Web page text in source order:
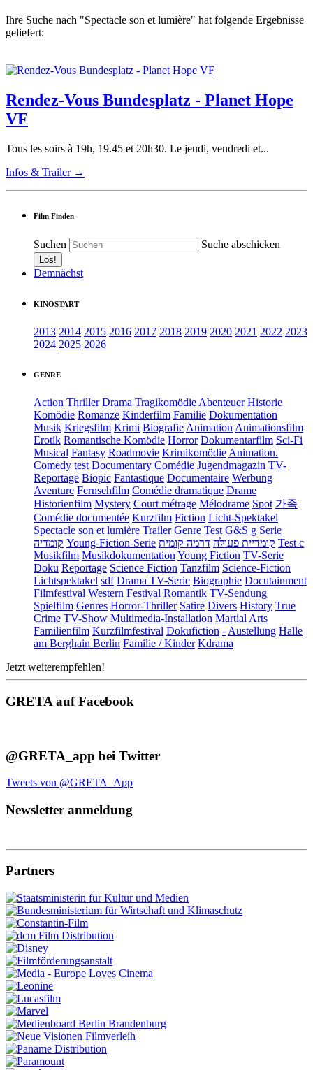
Ihre Suche nach "Spectacle son et lumière" hat folgende Ergebnisse
geliefert:
Rendez-Vous Bundesplatz - Planet Hope
VF
Tous les soirs à 19h, 19.45 et 20h30. Le jeudi, vendredi et...
Infos & Trailer →
Film Finden
Suchen Suche abschicken
Demnächst
KINOSTART
2013 2014 2015 2016 2017 2018 2019 2020 2021 2022 2023
2024 2025 2026
GENRE
Action Thriller Drama TragikomödieAbenteuer Historie
Komödie Romanze Kinderfilm Familie Dokumentation
Musik Kriegsfilm Krimi BiografieAnimationAnimationsfilm
Erotik Romantische Komödie Horror Dokumentarfilm Sci-Fi
Musical Fantasy Roadmovie KrimikomödieAnimation.
Comedy test Documentary Comédie Jugendmagazin TV-
Reportage Biopic Fantastique Documentaire Werbung
Aventure Fernsehfilm Comédie dramatique Drame
Historienfilm Mystery Court métrage Mélodrame Spot 가족
Comédie documentée Kurzfilm Fiction Licht-Spektakel
Spectacle son et lumière Trailer Genre Test G&S g Serie
קומדיה Young-Fiction-Serie קומדיית פעולה דרמה קומית
Test c
Musikfilm MusikdokumentationYoung Fiction TV-Serie
Doku Reportage Science Fiction Tanzfilm Science-Fiction
Lichtspektakel sdf Drama TV-Serie Biographie Docutainment
Filmfestival Western Festival Romantik TV-Sendung
Spielfilm Genres Horror-Thriller Satire Divers History True
Crime TV-Show Multimedia-Installation Martial Arts
Familienfilm Kurzfilmfestival Dokufiction -Austellung Halle
am Berghain Berlin Familie / Kinder Kdrama
Jetzt weiterempfehlen!
GRETA auf Facebook
@GRETA_app bei Twitter
Tweets von @GRETA_App
Newsletter anmeldung
Partners